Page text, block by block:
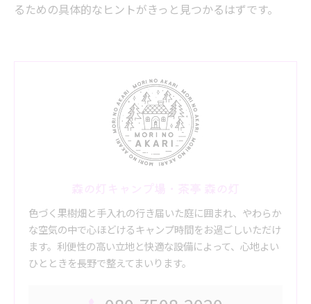
るための具体的なヒントがきっと見つかるはずです。
色づく果樹畑と手入れの行き届いた庭に囲まれ、やわらか
な空気の中で心ほどけるキャンプ時間をお過ごしいただけ
ます。利便性の高い立地と快適な設備によって、心地よい
ひとときを長野で整えてまいります。